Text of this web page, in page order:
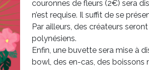
couronnes de fleurs (2€) sera
n’est requise. Il suffit de se
Par ailleurs, des créateurs
polynésiens.
Enfin, une buvette sera mise à
bowl, des en-cas, des boissons